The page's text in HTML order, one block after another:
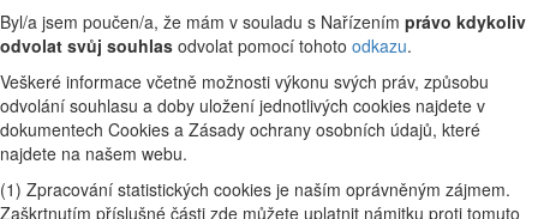
Byl/a jsem poučen/a, že mám v souladu s Nařízením právo kdykoliv
odvolat svůj souhlas odvolat pomocí tohoto odkazu.
Veškeré informace včetně možnosti výkonu svých práv, způsobu
odvolání souhlasu a doby uložení jednotlivých cookies najdete v
dokumentech Cookies a Zásady ochrany osobních údajů, které
najdete na našem webu.
(1) Zpracování statistických cookies je naším oprávněným zájmem.
Zaškrtnutím příslušné části zde můžete uplatnit námitku proti tomuto